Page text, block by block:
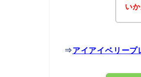
い
⇒アイアイベリープ